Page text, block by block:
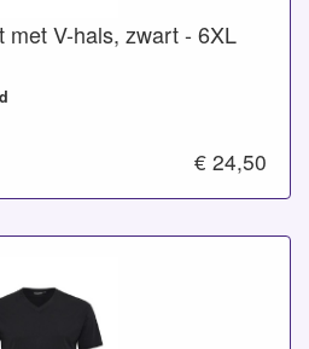
met V-hals, zwart - 6XL
€ 24,50